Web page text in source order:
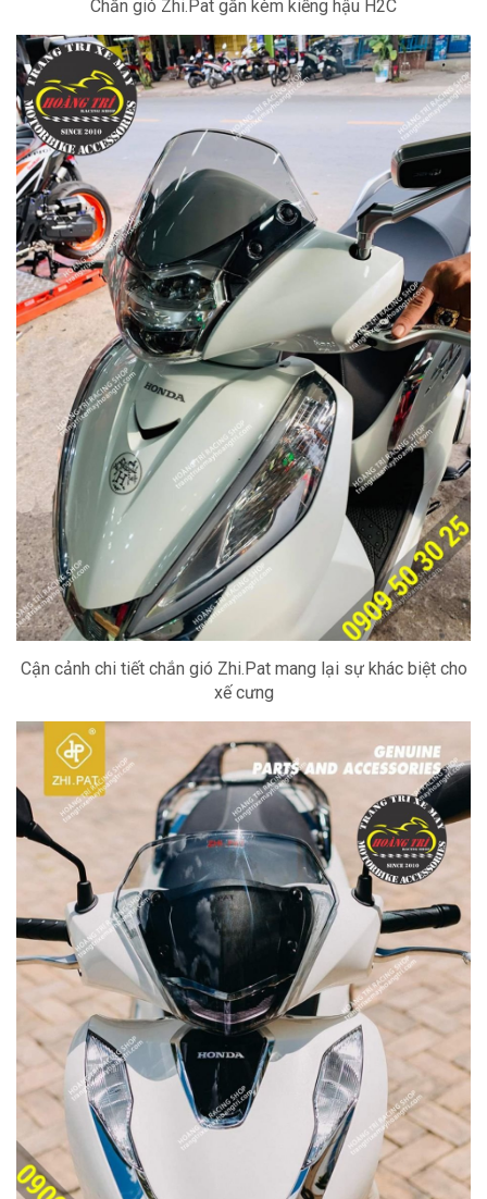
Chắn gió Zhi.Pat gắn kèm kiếng hậu H2C
Cận cảnh chi tiết chắn gió Zhi.Pat mang lại sự khác biệt cho
xế cưng